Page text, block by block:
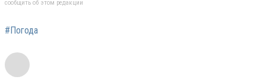
сообщить об этом редакции
#Погода